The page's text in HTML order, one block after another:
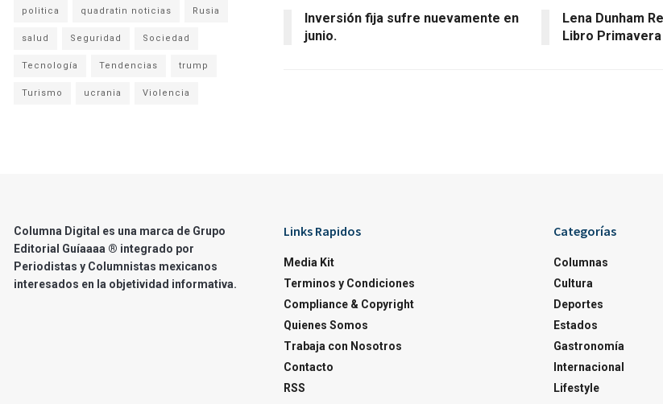
Inversión fija sufre nuevamente en
junio.
Lena Dunham
Libro
politica quadratin noticias Rusia
salud Seguridad Sociedad
Tecnología Tendencias trump
Turismo ucrania Violencia
Columna Digital es una marca de Grupo
Editorial Guíaaaa ® integrado por
Periodistas y Columnistas mexicanos
interesados en la objetividad informativa.
Links Rapidos
Media Kit
Terminos y Condiciones
Compliance & Copyright
Quienes Somos
Trabaja con Nosotros
Contacto
RSS
Categorías
Columnas
Cultura
Deportes
Estados
Gastronomía
Internacional
Lifestyle